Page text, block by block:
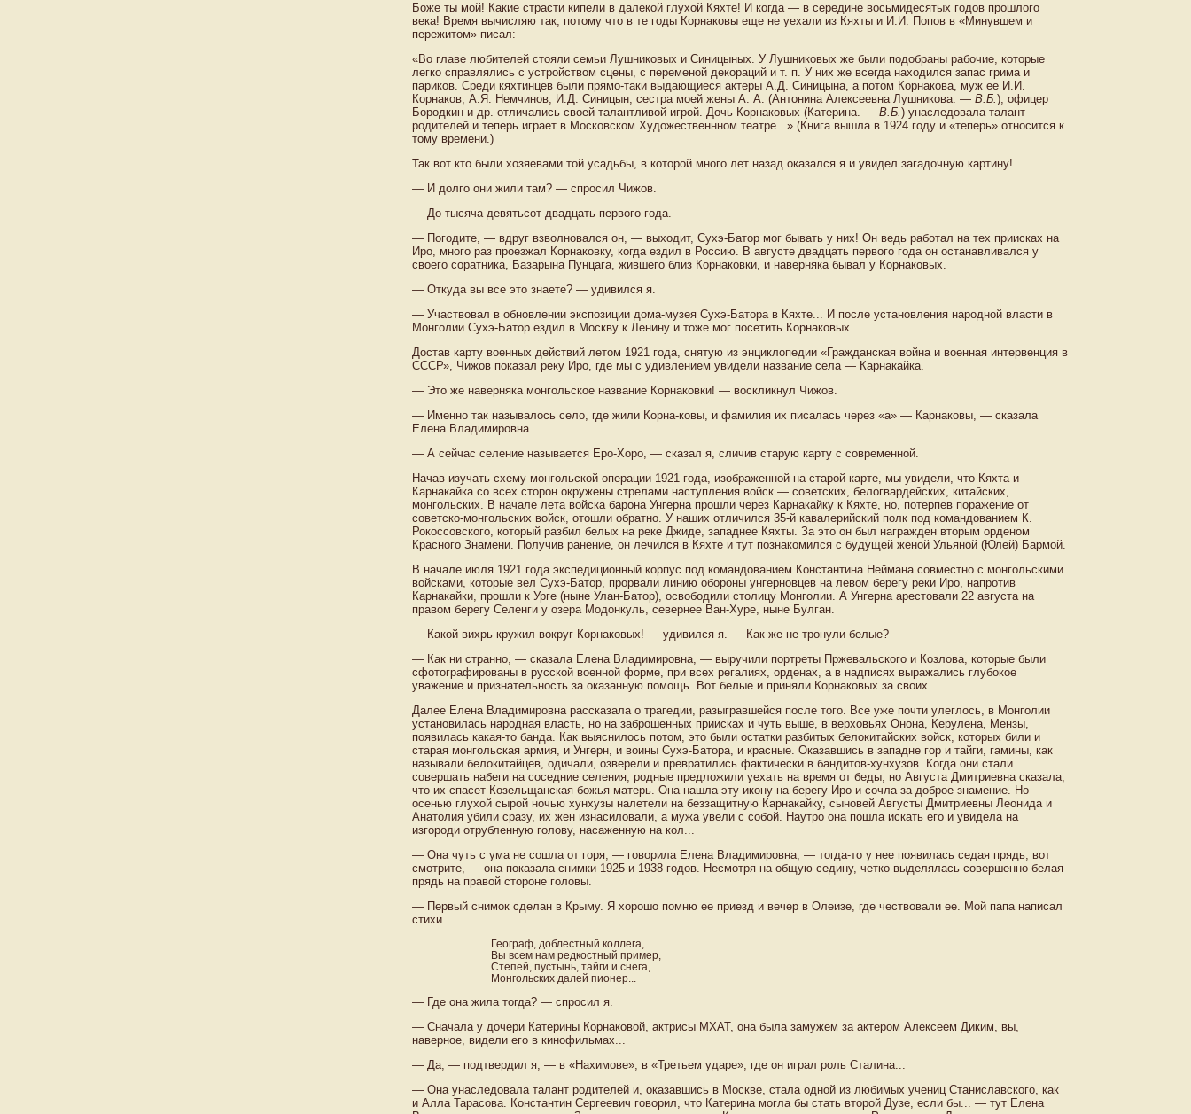
Боже ты мой! Какие страсти кипели в далекой глухой Кяхте! И когда — в середине восьмидесятых годов прошлого
века! Время вычисляю так, потому что в те годы Корнаковы еще не уехали из Кяхты и И.И. Попов в «Минувшем и
пережитом» писал:
«Во главе любителей стояли семьи Лушниковых и Синицыных. У Лушниковых же были подобраны рабочие, которые
легко справлялись с устройством сцены, с переменой декораций и т. п. У них же всегда находился запас грима и
париков. Среди кяхтинцев были прямо-таки выдающиеся актеры А.Д. Синицына, а потом Корнакова, муж ее И.И.
Корнаков, А.Я. Немчинов, И.Д. Синицын, сестра моей жены А. А. (Антонина Алексеевна Лушникова. — В.Б.), офицер
Бородкин и др. отличались своей талантливой игрой. Дочь Корнаковых (Катерина. — В.Б.) унаследовала талант
родителей и теперь играет в Московском Художественнном театре...» (Книга вышла в 1924 году и «теперь» относится к
тому времени.)
Так вот кто были хозяевами той усадьбы, в которой много лет назад оказался я и увидел загадочную картину!
— И долго они жили там? — спросил Чижов.
— До тысяча девятьсот двадцать первого года.
— Погодите, — вдруг взволновался он, — выходит, Сухэ-Батор мог бывать у них! Он ведь работал на тех приисках на
Иро, много раз проезжал Корнаковку, когда ездил в Россию. В августе двадцать первого года он останавливался у
своего соратника, Базарына Пунцага, жившего близ Корнаковки, и наверняка бывал у Корнаковых.
— Откуда вы все это знаете? — удивился я.
— Участвовал в обновлении экспозиции дома-музея Сухэ-Батора в Кяхте... И после установления народной власти в
Монголии Сухэ-Батор ездил в Москву к Ленину и тоже мог посетить Корнаковых...
Достав карту военных действий летом 1921 года, снятую из энциклопедии «Гражданская война и военная интервенция в
СССР», Чижов показал реку Иро, где мы с удивлением увидели название села — Карнакайка.
— Это же наверняка монгольское название Корнаковки! — воскликнул Чижов.
— Именно так называлось село, где жили Корна-ковы, и фамилия их писалась через «а» — Карнаковы, — сказала
Елена Владимировна.
— А сейчас селение называется Еро-Хоро, — сказал я, сличив старую карту с современной.
Начав изучать схему монгольской операции 1921 года, изображенной на старой карте, мы увидели, что Кяхта и
Карнакайка со всех сторон окружены стрелами наступления войск — советских, белогвардейских, китайских,
монгольских. В начале лета войска барона Унгерна прошли через Карнакайку к Кяхте, но, потерпев поражение от
советско-монгольских войск, отошли обратно. У наших отличился 35-й кавалерийский полк под командованием К.
Рокоссовского, который разбил белых на реке Джиде, западнее Кяхты. За это он был награжден вторым орденом
Красного Знамени. Получив ранение, он лечился в Кяхте и тут познакомился с будущей женой Ульяной (Юлей) Бармой.
В начале июля 1921 года экспедиционный корпус под командованием Константина Неймана совместно с монгольскими
войсками, которые вел Сухэ-Батор, прорвали линию обороны унгерновцев на левом берегу реки Иро, напротив
Карнакайки, прошли к Урге (ныне Улан-Батор), освободили столицу Монголии. А Унгерна арестовали 22 августа на
правом берегу Селенги у озера Модонкуль, севернее Ван-Хуре, ныне Булган.
— Какой вихрь кружил вокруг Корнаковых! — удивился я. — Как же не тронули белые?
— Как ни странно, — сказала Елена Владимировна, — выручили портреты Пржевальского и Козлова, которые были
сфотографированы в русской военной форме, при всех регалиях, орденах, а в надписях выражались глубокое
уважение и признательность за оказанную помощь. Вот белые и приняли Корнаковых за своих...
Далее Елена Владимировна рассказала о трагедии, разыгравшейся после того. Все уже почти улеглось, в Монголии
установилась народная власть, но на заброшенных приисках и чуть выше, в верховьях Онона, Керулена, Мензы,
появилась какая-то банда. Как выяснилось потом, это были остатки разбитых белокитайских войск, которых били и
старая монгольская армия, и Унгерн, и воины Сухэ-Батора, и красные. Оказавшись в западне гор и тайги, гамины, как
называли белокитайцев, одичали, озверели и превратились фактически в бандитов-хунхузов. Когда они стали
совершать набеги на соседние селения, родные предложили уехать на время от беды, но Августа Дмитриевна сказала,
что их спасет Козельщанская божья матерь. Она нашла эту икону на берегу Иро и сочла за доброе знамение. Но
осенью глухой сырой ночью хунхузы налетели на беззащитную Карнакайку, сыновей Августы Дмитриевны Леонида и
Анатолия убили сразу, их жен изнасиловали, а мужа увели с собой. Наутро она пошла искать его и увидела на
изгороди отрубленную голову, насаженную на кол...
— Она чуть с ума не сошла от горя, — говорила Елена Владимировна, — тогда-то у нее появилась седая прядь, вот
смотрите, — она показала снимки 1925 и 1938 годов. Несмотря на общую седину, четко выделялась совершенно белая
прядь на правой стороне головы.
— Первый снимок сделан в Крыму. Я хорошо помню ее приезд и вечер в Олеизе, где чествовали ее. Мой папа написал
стихи.
Географ, доблестный коллега,
Вы всем нам редкостный пример,
Степей, пустынь, тайги и снега,
Монгольских далей пионер...
— Где она жила тогда? — спросил я.
— Сначала у дочери Катерины Корнаковой, актрисы МХАТ, она была замужем за актером Алексеем Диким, вы,
наверное, видели его в кинофильмах...
— Да, — подтвердил я, — в «Нахимове», в «Третьем ударе», где он играл роль Сталина...
— Она унаследовала талант родителей и, оказавшись в Москве, стала одной из любимых учениц Станиславского, как
и Алла Тарасова. Константин Сергеевич говорил, что Катерина могла бы стать второй Дузе, если бы... — тут Елена